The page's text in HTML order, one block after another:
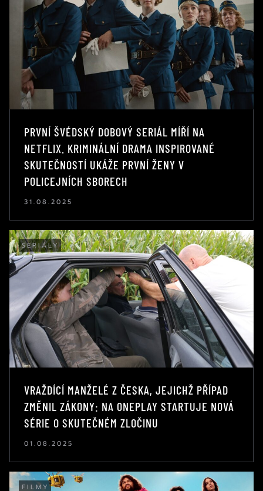
PRVNÍ ŠVÉDSKÝ DOBOVÝ SERIÁL MÍŘÍ NA
NETFLIX. KRIMINÁLNÍ DRAMA INSPIROVANÉ
SKUTEČNOSTÍ UKÁŽE PRVNÍ ŽENY V
POLICEJNÍCH SBORECH
31.08.2025
SERIÁLY
VRAŽDÍCÍ MANŽELÉ Z ČESKA, JEJICHŽ PŘÍPAD
ZMĚNIL ZÁKONY: NA ONEPLAY STARTUJE NOVÁ
SÉRIE O SKUTEČNÉM ZLOČINU
01.08.2025
FILMY